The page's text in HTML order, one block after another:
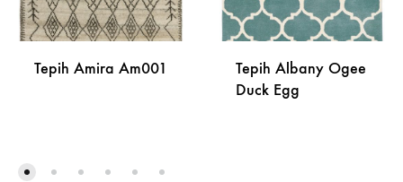
Tepih Amira Am001
Tepih Albany Ogee
Duck Egg